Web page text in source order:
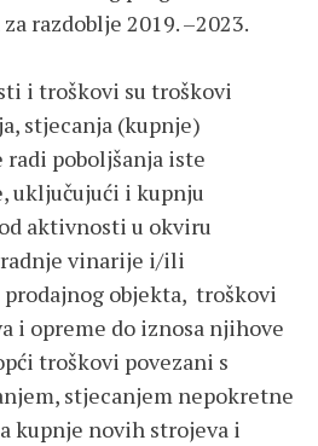
razdoblje 2019. –2023.
i troškovi su troškovi
stjecanja (kupnje)
poboljšanja iste
uključujući i kupnju
aktivnosti u okviru
vinarije i/ili
objekta, troškovi
i opreme do iznosa njihove
troškovi povezani s
stjecanjem nepokretne
kupnje novih strojeva i